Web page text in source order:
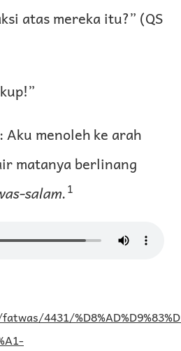
atas mereka itu?” (QS
Aku menoleh ke arah
matanya berlinang
salam.1
4431/